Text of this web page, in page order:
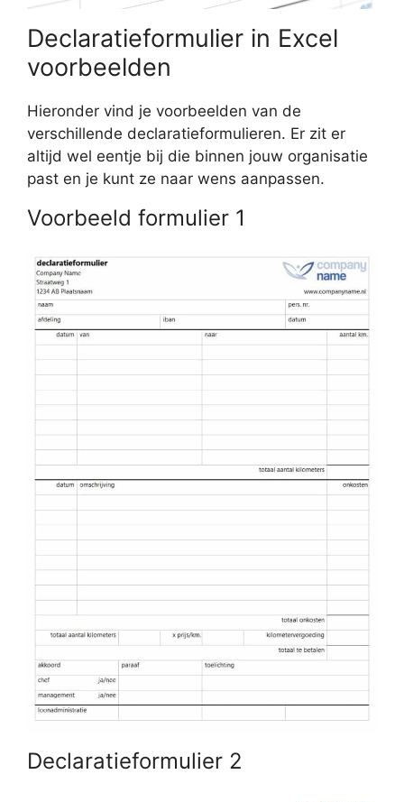
Declaratieformulier in Excel
voorbeelden
Hieronder vind je voorbeelden van de
verschillende declaratieformulieren. Er zit er
altijd wel eentje bij die binnen jouw organisatie
past en je kunt ze naar wens aanpassen.
Voorbeeld formulier 1
Declaratieformulier 2